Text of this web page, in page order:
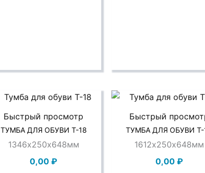
Быстрый просмотр
ТУМБА ДЛЯ ОБУВИ Т-18
1346х250х648мм
0,00₽
Быстрый
ТУМБА ДЛЯ ОБУВИ Т-
1612х250х648мм
0,00 ₽